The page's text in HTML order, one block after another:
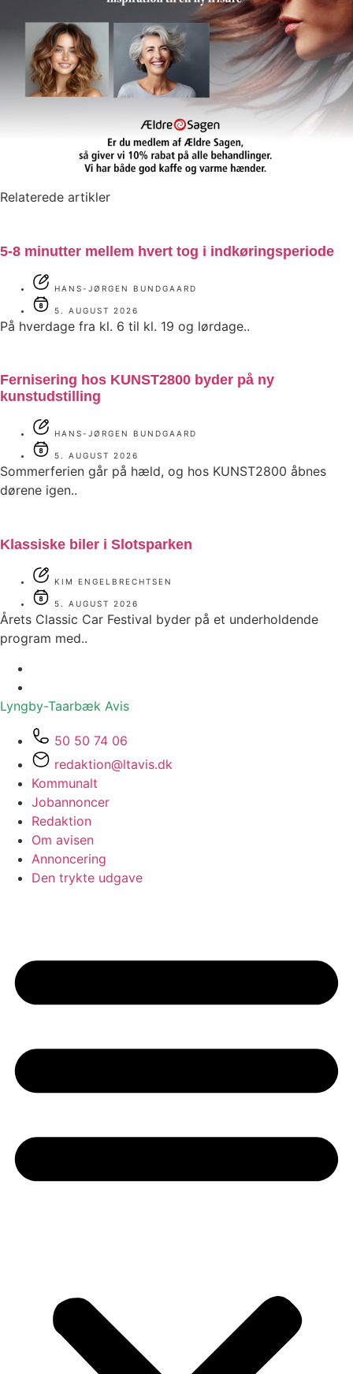
Relaterede artikler
5-8 minutter mellem hvert tog i indkøringsperiode
HANS-JØRGEN BUNDGAARD
5. AUGUST 2026
På hverdage fra kl. 6 til kl. 19 og lørdage..
Fernisering hos KUNST2800 byder på ny
kunstudstilling
HANS-JØRGEN BUNDGAARD
5. AUGUST 2026
Sommerferien går på hæld, og hos KUNST2800 åbnes
dørene igen..
Klassiske biler i Slotsparken
KIM ENGELBRECHTSEN
5. AUGUST 2026
Årets Classic Car Festival byder på et underholdende
program med..
Lyngby-Taarbæk Avis
50 50 74 06
redaktion@ltavis.dk
Kommunalt
Jobannoncer
Redaktion
Om avisen
Annoncering
Den trykte udgave